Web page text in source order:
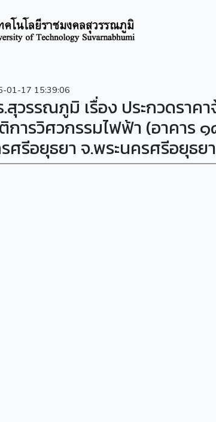
01-17 15:39:06
สุวรรณภูมิ เรื่อง ประกวดราค
การวิศวกรรมไฟฟ้า (อาคาร
ศรีอยุธยา จ.พระนครศรีอยุธ